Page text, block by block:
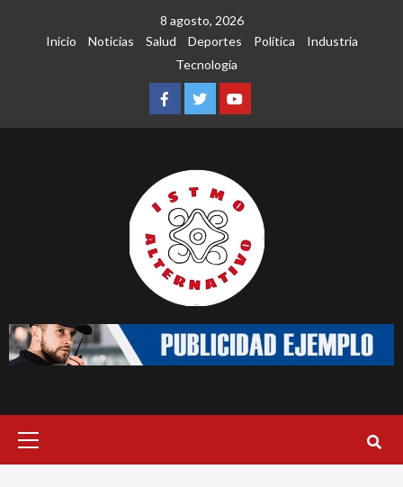
8 agosto, 2026
Inicio
Noticias Salud Deportes Política
Industria
Tecnología
Facebook
TwitterYoutube
Menú